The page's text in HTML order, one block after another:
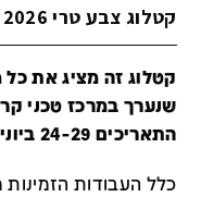
קטלוג צבע טרי 2026
שנערך במרכז טכני
התאריכים 24-29 ביוני.
כלל העבודות